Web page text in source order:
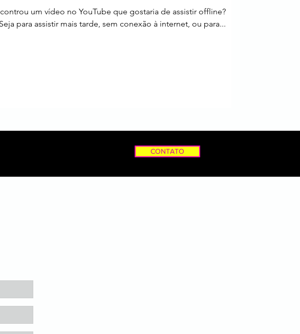
um vídeo no YouTube que gostaria de assistir offline?
Seja para assistir mais tarde, sem conexão à internet, ou para...
CONTATO